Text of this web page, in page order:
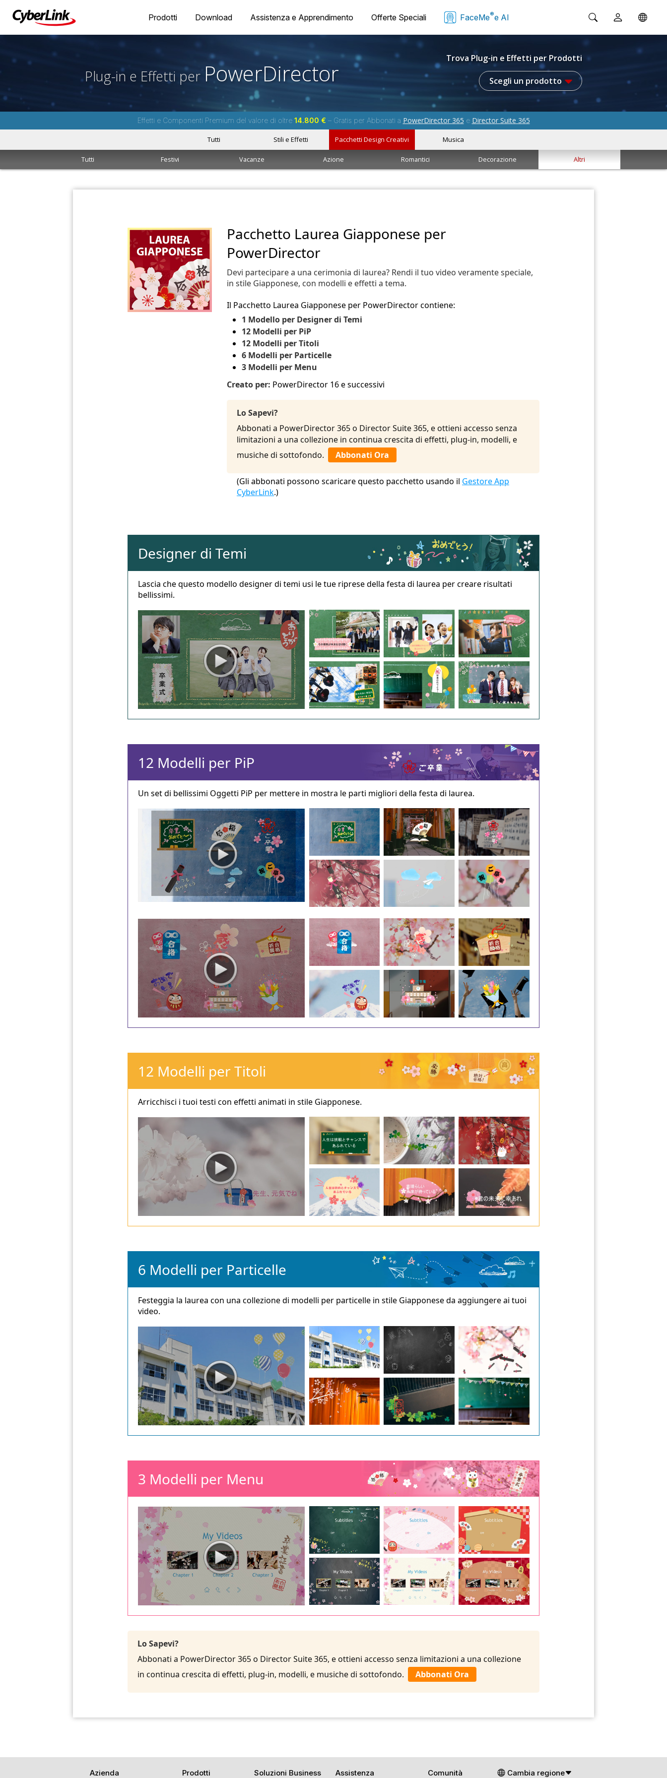
Prodotti Download Assistenza e Apprendimento Offerte Speciali FaceMe®e AI
Plug-in e Effetti per PowerDirector
Trova Plug-in e Effetti per Prodotti
Scegli un prodotto
Effetti e Componenti Premium del valore di oltre 14.800 € – Gratis per Abbonati a PowerDirector 365 e Director Suite 365
Tutti Stili e Effetti Pacchetti Design Creativi Musica
Tutti Festivi Vacanze Azione Romantici Decorazione Altri
Pacchetto Laurea Giapponese per
PowerDirector
Devi partecipare a una cerimonia di laurea? Rendi il tuo video veramente speciale,
in stile Giapponese, con modelli e effetti a tema.
Il Pacchetto Laurea Giapponese per PowerDirector contiene:
1 Modello per Designer di Temi
12 Modelli per PiP
12 Modelli per Titoli
6 Modelli per Particelle
3 Modelli per Menu
Creato per: PowerDirector 16 e successivi
Lo Sapevi?
Abbonati a PowerDirector 365 o Director Suite 365, e ottieni accesso senza
limitazioni a una collezione in continua crescita di effetti, plug-in, modelli, e
musiche di sottofondo.
Abbonati Ora
(Gli abbonati possono scaricare questo pacchetto usando il Gestore App
CyberLink.)
Designer di Temi
Lascia che questo modello designer di temi usi le tue riprese della festa di laurea per creare risultati
bellissimi.
12 Modelli per PiP
Un set di bellissimi Oggetti PiP per mettere in mostra le parti migliori della festa di laurea.
12 Modelli per Titoli
Arricchisci i tuoi testi con effetti animati in stile Giapponese.
6 Modelli per Particelle
Festeggia la laurea con una collezione di modelli per particelle in stile Giapponese da aggiungere ai tuoi
video.
3 Modelli per Menu
Lo Sapevi?
Abbonati a PowerDirector 365 o Director Suite 365, e ottieni accesso senza limitazioni a una collezione
in continua crescita di effetti, plug-in, modelli, e musiche di sottofondo.
Abbonati Ora
Azienda Prodotti Soluzioni Business Assistenza Comunità Cambia regione